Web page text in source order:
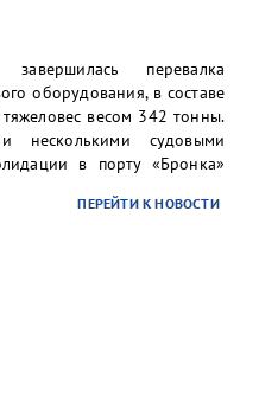
перевалка
оборудования, в составе
весом 342 тонны.
несколькими судовыми
в порту «Бронка»
комплекса
ПЕРЕЙТИ К НОВОСТИ